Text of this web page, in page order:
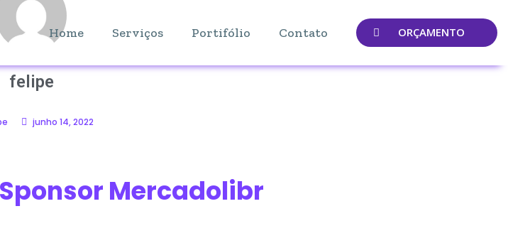
Home Serviços Portifólio Contato ORÇAMENTO
felipe
junho 14, 2022
Mercadolibr